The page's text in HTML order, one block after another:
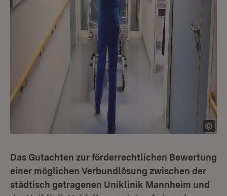
Das Gutachten zur förderrechtlichen Bewertung
einer möglichen Verbundlösung zwischen der
städtisch getragenen Uniklinik Mannheim und